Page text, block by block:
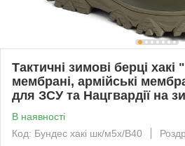
Тактичні зимові берці
мембрані, армійські
для ЗСУ та Нацгвардії на
В наявності
Код: Бундес хакі шк/м5х/В40